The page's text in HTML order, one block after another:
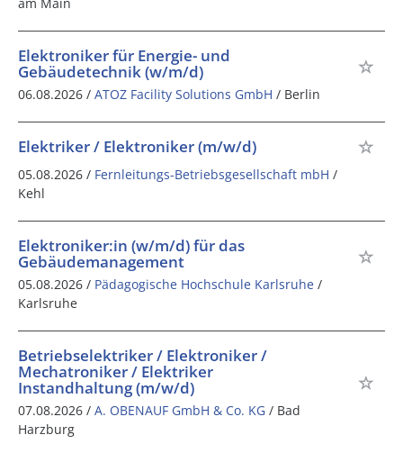
Elektroniker für Energie- und
Gebäudetechnik (w/m/d)
06.08.2026 / ATOZ Facility Solutions GmbH / Berlin
Elektriker / Elektroniker (m/w/d)
05.08.2026 / Fernleitungs-Betriebsgesellschaft mbH /
Kehl
Elektroniker:in (w/m/d) für das
Gebäudemanagement
05.08.2026 / Pädagogische Hochschule Karlsruhe /
Karlsruhe
Betriebselektriker / Elektroniker /
Mechatroniker / Elektriker
Instandhaltung (m/w/d)
07.08.2026 / A. OBENAUF GmbH & Co. KG / Bad
Harzburg